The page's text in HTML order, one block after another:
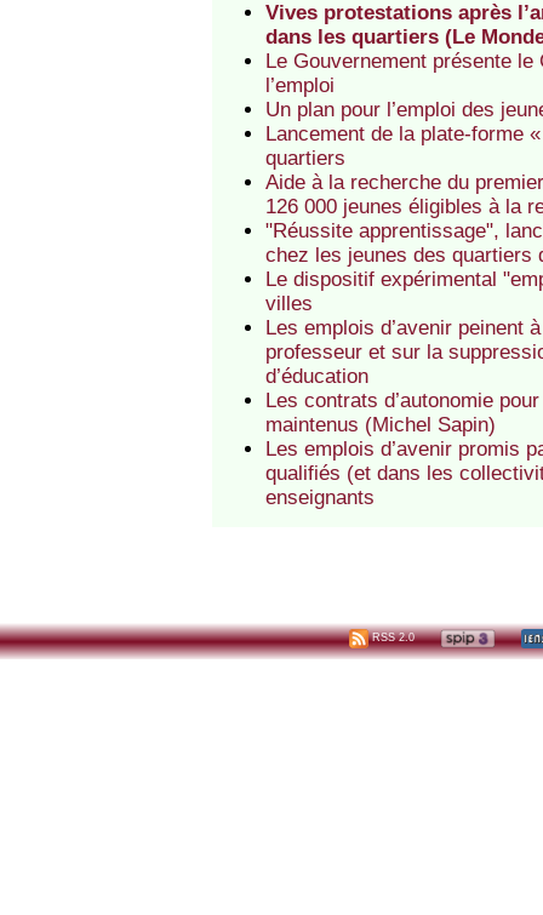
Vives protestations après
dans les quartiers (Le
Le Gouvernement présente
l’emploi
Un plan pour l’emploi des
Lancement de la plate-forme
quartiers
Aide à la recherche du
126 000 jeunes éligibles à la
"Réussite apprentissage",
chez les jeunes des quartiers
Le dispositif expérimental
villes
Les emplois d’avenir peinent
professeur et sur la
d’éducation
Les contrats d’autonomie
maintenus (Michel Sapin)
Les emplois d’avenir promis
qualifiés (et dans les
enseignants
RSS 2.0